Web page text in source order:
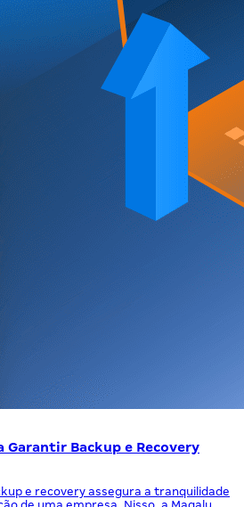
Garantir Backup e Recovery
e recovery assegura a tranquilidade